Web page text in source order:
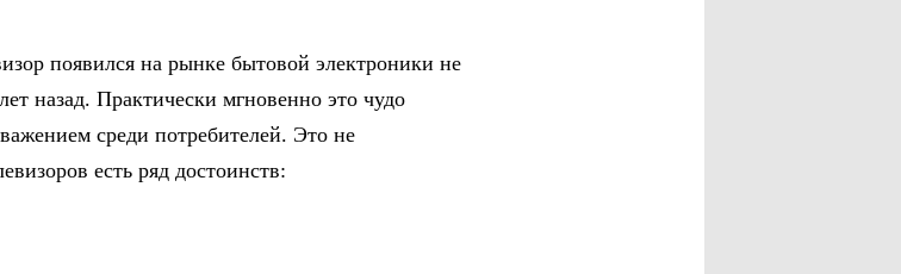
появился на рынке бытовой электроники не
назад. Практически мгновенно это чудо
среди потребителей. Это не
есть ряд достоинств: